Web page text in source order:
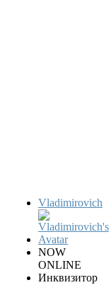
Vladimirovich
NOW
ONLINE
Инквизитор